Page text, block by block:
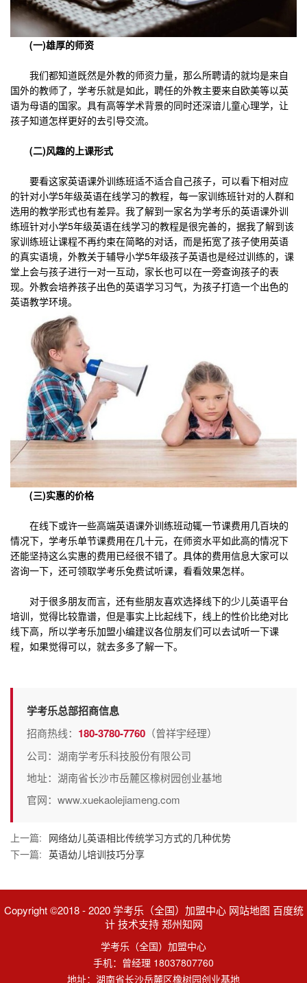
(一)雄厚的师资
我们都知道既然是外教的师资力量，那么所聘请的就均是来自
国外的教师了，学考乐就是如此，聘任的外教主要来自欧美等以英
语为母语的国家。具有高等学术背景的同时还深谙儿童心理学，让
孩子知道怎样更好的去引导交流。
(二)风趣的上课形式
要看这家英语课外训练班适不适合自己孩子，可以看下相对应
的针对小学5年级英语在线学习的教程，每一家训练班针对的人群和
选用的教学形式也有差异。我了解到一家名为学考乐的英语课外训
练班针对小学5年级英语在线学习的教程是很完善的，据我了解到该
家训练班让课程不再约束在简略的对话，而是拓宽了孩子使用英语
的真实语境，外教关于辅导小学5年级孩子英语也是经过训练的，课
堂上会与孩子进行一对一互动，家长也可以在一旁查询孩子的表
现。外教会培养孩子出色的英语学习习气，为孩子打造一个出色的
英语教学环境。
(三)实惠的价格
在线下或许一些高端英语课外训练班动辄一节课费用几百块的
情况下，学考乐单节课费用在几十元，在师资水平如此高的情况下
还能坚持这么实惠的费用已经很不错了。具体的费用信息大家可以
咨询一下，还可领取学考乐免费试听课，看看效果怎样。
对于很多朋友而言，还有些朋友喜欢选择线下的少儿英语平台
培训，觉得比较靠谱，但是事实上比起线下，线上的性价比绝对比
线下高，所以学考乐加盟小编建议各位朋友们可以去试听一下课
程，如果觉得可以，就去多多了解一下。
学考乐总部招商信息
招商热线： 180-3780-7760 （曾祥宇经理）
公司：湖南学考乐科技股份有限公司
地址：湖南省长沙市岳麓区橡树园创业基地
官网：www.xuekaolejiameng.com
上一篇: 网络幼儿英语相比传统学习方式的几种优势
下一篇: 英语幼儿培训技巧分享
Copyright ©2018 - 2020 学考乐（全国）加盟中心 网站地图 百度统
计 技术支持 郑州知网
学考乐（全国）加盟中心
手机：曾经理 18037807760
地址：湖南省长沙岳麓区橡树园创业基地